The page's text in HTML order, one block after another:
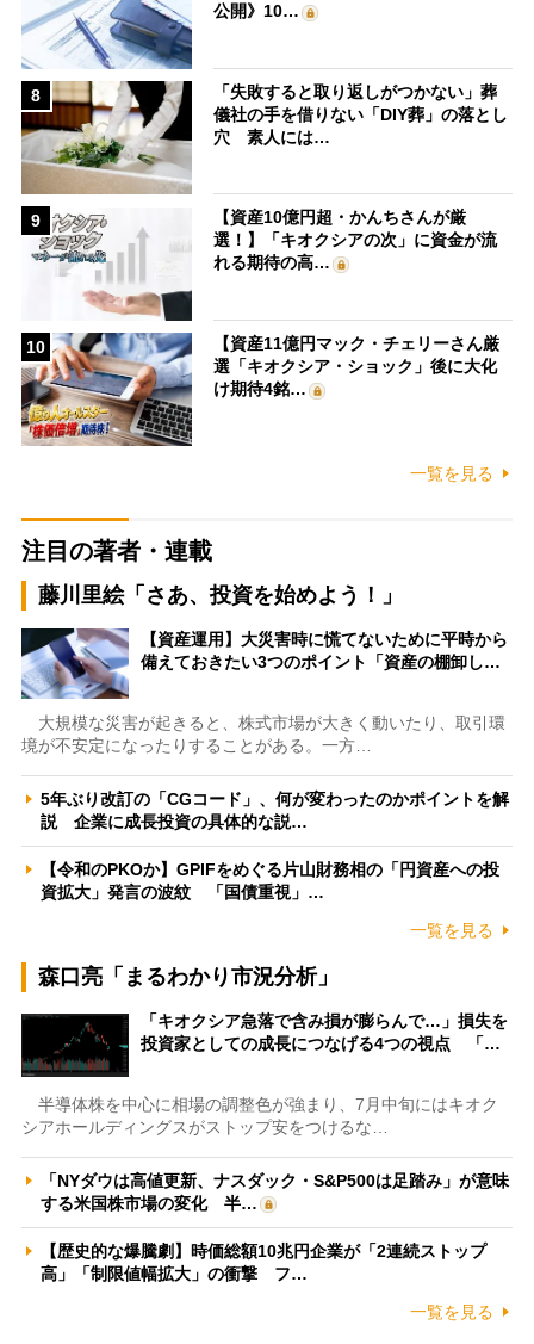
公開》10…
8
「失敗すると取り返しがつかない」葬
儀社の手を借りない「DIY葬」の落とし
穴 素人には…
9
【資産10億円超・かんちさんが厳
選！】「キオクシアの次」に資金が流
れる期待の高…
10
【資産11億円マック・チェリーさん厳
選「キオクシア・ショック」後に大化
け期待4銘…
一覧を見る
注目の著者・連載
藤川里絵「さあ、投資を始めよう！」
【資産運用】大災害時に慌てないために平時から
備えておきたい3つのポイント「資産の棚卸し…
大規模な災害が起きると、株式市場が大きく動いたり、取引環
境が不安定になったりすることがある。一方…
5年ぶり改訂の「CGコード」、何が変わったのかポイントを解
説 企業に成長投資の具体的な説…
【令和のPKOか】GPIFをめぐる片山財務相の「円資産への投
資拡大」発言の波紋 「国債重視」…
一覧を見る
森口亮「まるわかり市況分析」
「キオクシア急落で含み損が膨らんで…」損失を
投資家としての成長につなげる4つの視点 「…
半導体株を中心に相場の調整色が強まり、7月中旬にはキオク
シアホールディングスがストップ安をつけるな…
「NYダウは高値更新、ナスダック・S&P500は足踏み」が意味
する米国株市場の変化 半…
【歴史的な爆騰劇】時価総額10兆円企業が「2連続ストップ
高」「制限値幅拡大」の衝撃 フ…
一覧を見る